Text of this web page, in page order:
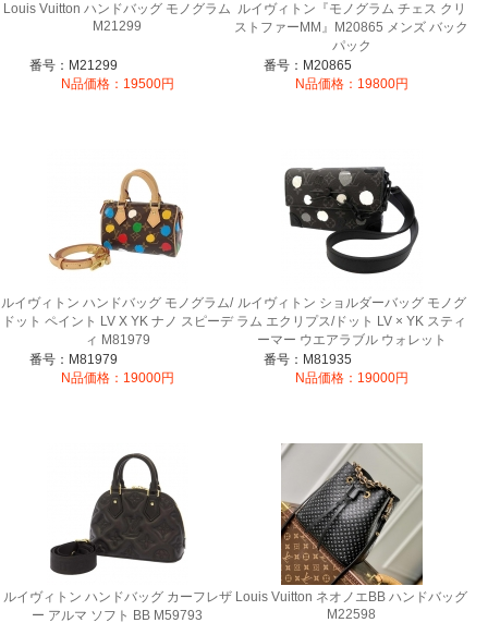
Louis Vuitton ハンドバッグ モノグラム
M21299
番号：M21299
N品価格：19500円
ルイヴィトン『モノグラム チェス クリ
ストファーMM』M20865 メンズ バック
パック
番号：M20865
N品価格：19800円
ルイヴィトン ハンドバッグ モノグラム/
ドット ペイント LV X YK ナノ スピーデ
ィ M81979
番号：M81979
N品価格：19000円
ルイヴィトン ショルダーバッグ モノグ
ラム エクリプス/ドット LV × YK スティ
ーマー ウエアラブル ウォレット
M81935
番号：M81935
N品価格：19000円
ルイヴィトン ハンドバッグ カーフレザ
ー アルマ ソフト BB M59793
Louis Vuitton ネオノエBB ハンドバッグ
M22598